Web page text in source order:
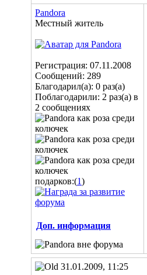
Pandora
Местный житель
Регистрация: 07.11.2008
Сообщений: 289
Благодарил(а): 0 раз(а)
Поблагодарили: 2 раз(а) в
2 сообщениях
подарков:(1)
Доп. информация
31.01.2009, 11:25